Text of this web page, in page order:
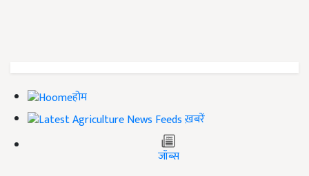
होम
ख़बरें
जॉब्स